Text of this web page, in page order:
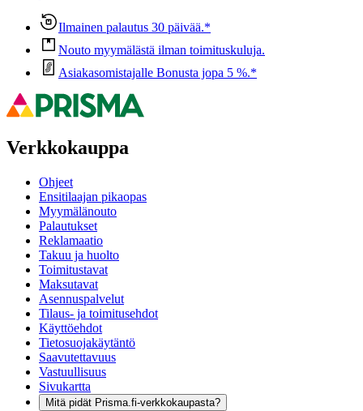
Ilmainen palautus 30 päivää.*
Nouto myymälästä ilman toimituskuluja.
Asiakasomistajalle Bonusta jopa 5 %.*
Verkkokauppa
Ohjeet
Ensitilaajan pikaopas
Myymälänouto
Palautukset
Reklamaatio
Takuu ja huolto
Toimitustavat
Maksutavat
Asennuspalvelut
Tilaus- ja toimitusehdot
Käyttöehdot
Tietosuojakäytäntö
Saavutettavuus
Vastuullisuus
Sivukartta
Mitä pidät Prisma.fi-verkkokaupasta?